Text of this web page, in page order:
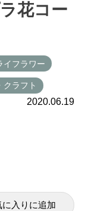
花コー
イフラワー
クラフト
2020.06.19
に入りに追加